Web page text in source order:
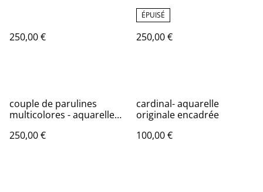
250,00 €
ÉPUISÉ
250,00 €
couple de parulines
multicolores - aquarelle
250,00 €
cardinal- aquarelle
originale encadrée
100,00 €